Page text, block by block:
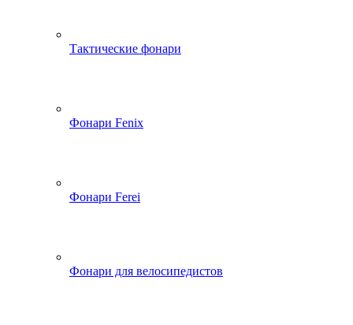
Тактические фонари
Фонари Fenix
Фонари Ferei
Фонари для велосипедистов